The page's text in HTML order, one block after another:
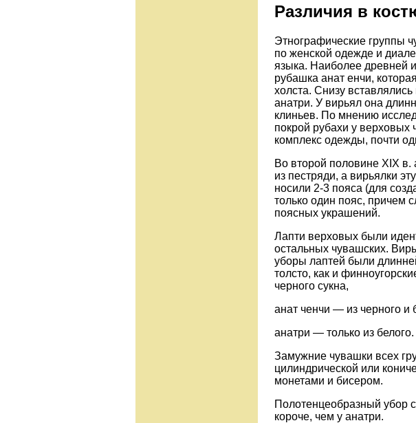
Различия в
Этнографические группы
по женской одежде и
языка. Наиболее древней
рубашка анат енчи,
холста. Снизу
анатри. У вирьял она
клиньев. По мнению
покрой рубахи у верховых
комплекс одежды, почти
Во второй половине XIX
из пестряди, а вирьялки
носили 2-3 пояса (для
только один пояс, причем
поясных украшений.
Лапти верховых были
остальных чувашских.
уборы лаптей были
толсто, как и
черного сукна,
анат ченчи — из черного и
анатри — только из белого.
Замужние чувашки всех
цилиндрической или
монетами и бисером.
Полотенцеобразный убор
короче, чем у анатри.